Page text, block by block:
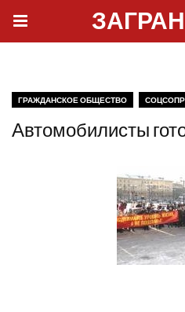
ГРАЖДАНСКОЕ ОБЩЕСТВО СОЦСОПР
Автомобилисты